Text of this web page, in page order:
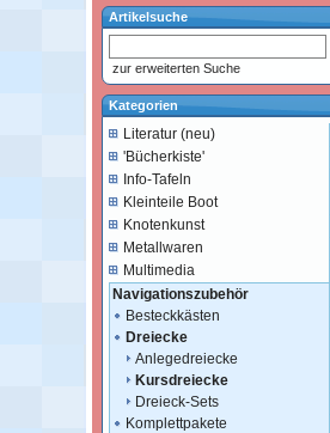
Artikelsuche
zur erweiterten Suche
Kategorien
Literatur (neu)
'Bücherkiste'
Info-Tafeln
Kleinteile Boot
Knotenkunst
Metallwaren
Multimedia
Navigationszubehör
Besteckkästen
Dreiecke
Anlegedreiecke
Kursdreiecke
Dreieck-Sets
Komplettpakete